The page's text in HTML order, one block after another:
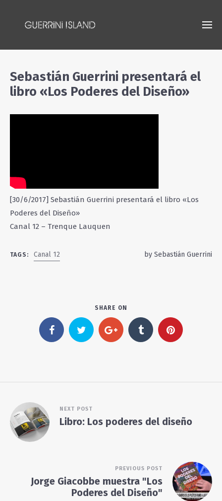
Sebastián Guerrini presentará el
libro «Los Poderes del Diseño»
[30/6/2017] Sebastián Guerrini presentará el libro «Los
Poderes del Diseño»
Canal 12 – Trenque Lauquen
TAGS: Canal 12 by Sebastián Guerrini
SHARE ON
NEXT POST
Libro: Los poderes del diseño
PREVIOUS POST
Jorge Giacobbe muestra "Los
Poderes del Diseño"